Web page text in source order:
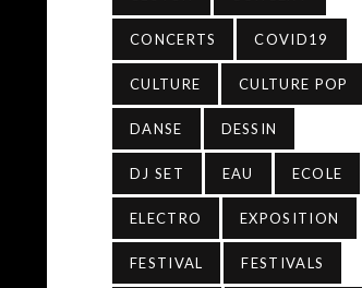
CONCERTS COVID19
CULTURE CULTURE POP
DANSE DESSIN
DJ SET EAU ECOLE
ELECTRO EXPOSITION
FESTIVAL FESTIVALS